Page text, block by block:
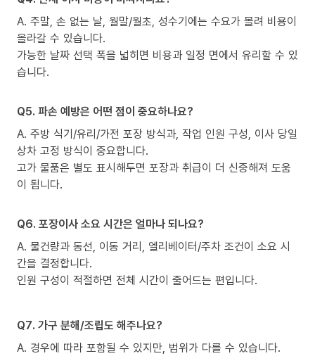
A. 주말, 손 없는 날, 월말/월초, 성수기에는 수요가 몰려 비용이
올라갈 수 있습니다.
가능한 날짜 선택 폭을 넓히면 비용과 일정 면에서 유리할 수 있
습니다.
Q5. 파손 예방은 어떤 점이 중요하나요?
A. 주방 식기/유리/가전 포장 방식과, 작업 인원 구성, 이사 당일
상차 고정 방식이 중요합니다.
고가 물품은 별도 표시해두면 포장과 취급이 더 신중해져 도움
이 됩니다.
Q6. 포장이사 소요 시간은 얼마나 되나요?
A. 물건량과 동선, 이동 거리, 엘리베이터/주차 조건이 소요 시
간을 결정합니다.
인원 구성이 적절하면 전체 시간이 줄어드는 편입니다.
Q7. 가구 분해/조립도 해주나요?
A. 경우에 따라 포함될 수 있지만, 범위가 다를 수 있습니다.